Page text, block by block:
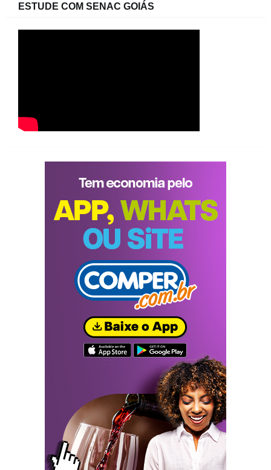
ESTUDE COM SENAC GOIÁS